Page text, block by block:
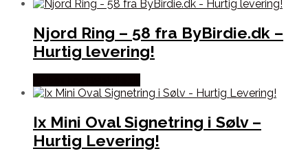
Njord Ring – 58 fra ByBirdie.dk –
Hurtig levering!
Ix Mini Oval Signetring i Sølv –
Hurtig Levering!